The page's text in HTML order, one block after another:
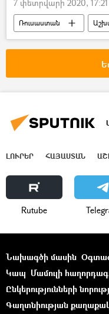
7 փետրվարի 2020, 17:21
Ռուսաստան
հասարակություն
ԼՈՒՐԵՐ ՀԱՅԱՍՏԱՆ
Rutube
Նախագծի մասին
Կապ Մամուլի
Ընկերությունների
Գաղտնիության